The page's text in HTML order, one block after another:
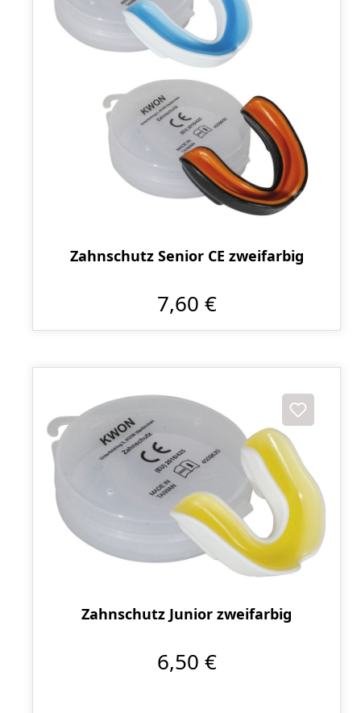
Zahnschutz Senior CE zweifarbig
7,60 €
Zahnschutz Junior zweifarbig
6,50 €